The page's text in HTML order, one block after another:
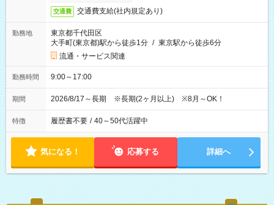
交通費 交通費支給(社内規定あり)
勤務地
東京都千代田区
大手町(東京都)駅から徒歩1分 / 東京駅から徒歩6分
流通・サービス関連
勤務時間 9:00～17:00
期間 2026/8/17～長期 ※長期(2ヶ月以上) ※8月～OK！
特徴 履歴書不要 / 40～50代活躍中
気になる！ 応募する 詳細へ